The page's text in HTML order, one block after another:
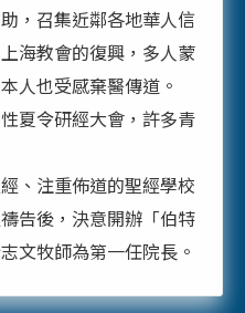
，召集近鄰各地華人信
海教會的復興，多人蒙
人也受感棄醫傳道。
夏令研經大會，許多青
、注重佈道的聖經學校
告後，決意開辦「伯特
文牧師為第一任院長。